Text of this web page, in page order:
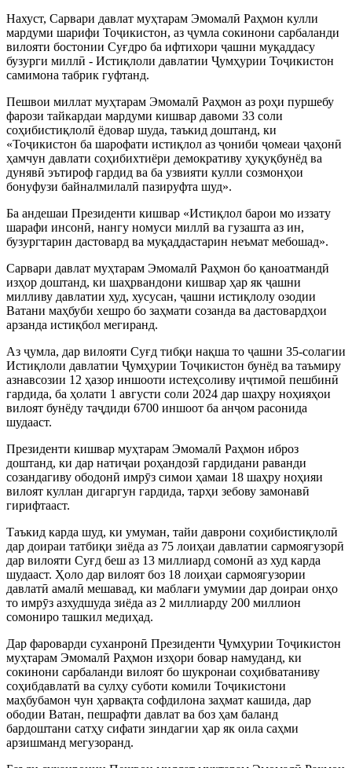
Нахуст, Сарвари давлат муҳтарам Эмомалӣ Раҳмон кулли
мардуми шарифи Тоҷикистон, аз ҷумла сокинони сарбаланди
вилояти бостонии Суғдро ба ифтихори ҷашни муқаддасу
бузурги миллӣ - Истиқлоли давлатии Ҷумҳурии Тоҷикистон
самимона табрик гуфтанд.
Пешвои миллат муҳтарам Эмомалӣ Раҳмон аз роҳи пуршебу
фарози тайкардаи мардуми кишвар давоми 33 соли
соҳибистиқлолӣ ёдовар шуда, таъкид доштанд, ки
«Тоҷикистон ба шарофати истиқлол аз ҷониби ҷомеаи ҷаҳонӣ
ҳамчун давлати соҳибихтиёри демокративу ҳуқуқбунёд ва
дунявӣ эътироф гардид ва ба узвияти кулли созмонҳои
бонуфузи байналмилалӣ пазируфта шуд».
Ба андешаи Президенти кишвар «Истиқлол барои мо иззату
шарафи инсонӣ, нангу номуси миллӣ ва гузашта аз ин,
бузургтарин дастовард ва муқаддастарин неъмат мебошад».
Сарвари давлат муҳтарам Эмомалӣ Раҳмон бо қаноатмандӣ
изҳор доштанд, ки шаҳрвандони кишвар ҳар як ҷашни
милливу давлатии худ, хусусан, ҷашни истиқлолу озодии
Ватани маҳбуби хешро бо заҳмати созанда ва дастовардҳои
арзанда истиқбол мегиранд.
Аз ҷумла, дар вилояти Суғд тибқи нақша то ҷашни 35-солагии
Истиқлоли давлатии Ҷумҳурии Тоҷикистон бунёд ва таъмиру
азнавсозии 12 ҳазор иншооти истеҳсоливу иҷтимоӣ пешбинӣ
гардида, ба ҳолати 1 августи соли 2024 дар шаҳру ноҳияҳои
вилоят бунёду таҷдиди 6700 иншоот ба анҷом расонида
шудааст.
Президенти кишвар муҳтарам Эмомалӣ Раҳмон иброз
доштанд, ки дар натиҷаи роҳандозӣ гардидани раванди
созандагиву ободонӣ имрӯз симои ҳамаи 18 шаҳру ноҳияи
вилоят куллан дигаргун гардида, тарҳи зебову замонавӣ
гирифтааст.
Таъкид карда шуд, ки умуман, тайи даврони соҳибистиқлолӣ
дар доираи татбиқи зиёда аз 75 лоиҳаи давлатии сармоягузорӣ
дар вилояти Суғд беш аз 13 миллиард сомонӣ аз худ карда
шудааст. Ҳоло дар вилоят боз 18 лоиҳаи сармоягузории
давлатӣ амалӣ мешавад, ки маблағи умумии дар доираи онҳо
то имрӯз азхудшуда зиёда аз 2 миллиарду 200 миллион
сомониро ташкил медиҳад.
Дар фароварди суханронӣ Президенти Ҷумҳурии Тоҷикистон
муҳтарам Эмомалӣ Раҳмон изҳори бовар намуданд, ки
сокинони сарбаланди вилоят бо шукронаи соҳибватаниву
соҳибдавлатӣ ва сулҳу суботи комили Тоҷикистони
маҳбубамон чун ҳарвақта софдилона заҳмат кашида, дар
ободии Ватан, пешрафти давлат ва боз ҳам баланд
бардоштани сатҳу сифати зиндагии ҳар як оила саҳми
арзишманд мегузоранд.